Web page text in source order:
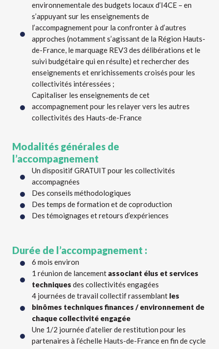
environnementale des budgets locaux d’I4CE – en
s’appuyant sur les enseignements de
l’accompagnement pour la confronter à d’autres
approches (notamment s’agissant de la Région Hauts-
de-France, le marquage REV3 des délibérations et le
suivi budgétaire qui en résulte) et rechercher des
enseignements et enrichissements croisés pour les
collectivités intéressées ;
Capitaliser les enseignements de cet
accompagnement pour les relayer vers les autres
collectivités des Hauts-de-France
Modalités générales de
l’accompagnement
Un dispositif GRATUIT pour les collectivités
accompagnées
Des conseils méthodologiques
Des temps de formation et de coproduction
Des témoignages et retours d’expériences
Durée de l’accompagnement :
6 mois environ
1 réunion de lancementassociant élus et services
techniques des collectivités engagées
4 journées de travail collectif rassemblant les
binômes techniques finances / environnement de
chaque collectivité engagée
Une 1/2 journée d’atelier de restitution pour les
partenaires à l’échelle Hauts-de-France en fin de cycle